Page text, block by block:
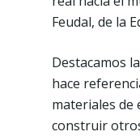
Feudal, de la
Destacamos
hace
materiales de
construir